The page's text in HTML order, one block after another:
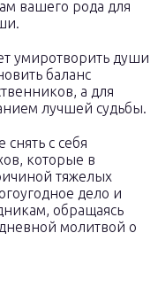
вашего рода для
умиротворить души
баланс
а для
лучшей судьбы.
с себя
которые в
тяжелых
дело и
обращаясь
молитвой о